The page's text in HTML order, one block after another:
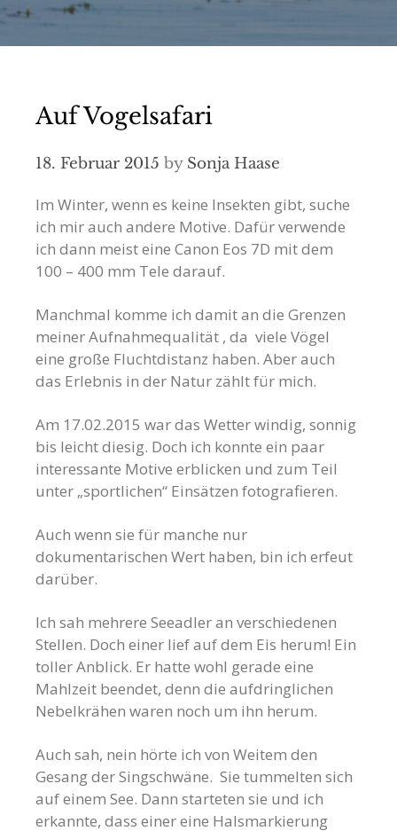
Auf Vogelsafari
18. Februar 2015 by Sonja Haase
Im Winter, wenn es keine Insekten gibt, suche
ich mir auch andere Motive. Dafür verwende
ich dann meist eine Canon Eos 7D mit dem
100 – 400 mm Tele darauf.
Manchmal komme ich damit an die Grenzen
meiner Aufnahmequalität , da viele Vögel
eine große Fluchtdistanz haben. Aber auch
das Erlebnis in der Natur zählt für mich.
Am 17.02.2015 war das Wetter windig, sonnig
bis leicht diesig. Doch ich konnte ein paar
interessante Motive erblicken und zum Teil
unter „sportlichen“ Einsätzen fotografieren.
Auch wenn sie für manche nur
dokumentarischen Wert haben, bin ich erfeut
darüber.
Ich sah mehrere Seeadler an verschiedenen
Stellen. Doch einer lief auf dem Eis herum! Ein
toller Anblick. Er hatte wohl gerade eine
Mahlzeit beendet, denn die aufdringlichen
Nebelkrähen waren noch um ihn herum.
Auch sah, nein hörte ich von Weitem den
Gesang der Singschwäne. Sie tummelten sich
auf einem See. Dann starteten sie und ich
erkannte, dass einer eine Halsmarkierung